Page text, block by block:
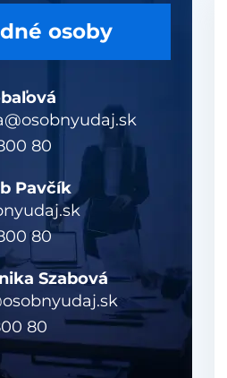
osoby
80
Pavčík
80
Szabová
80